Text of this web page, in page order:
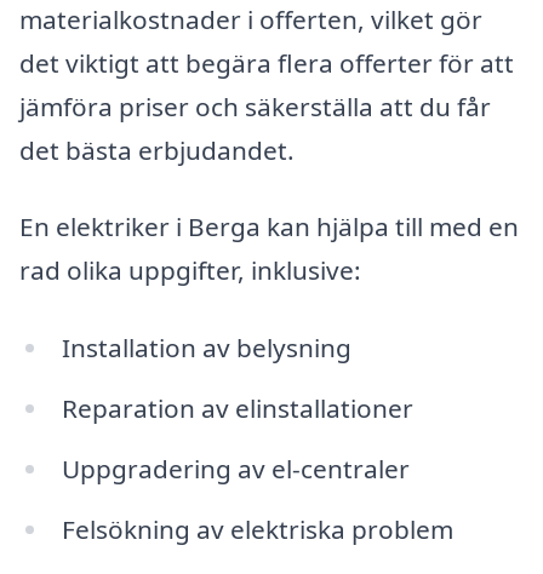
materialkostnader i offerten, vilket gör
det viktigt att begära flera offerter för att
jämföra priser och säkerställa att du får
det bästa erbjudandet.
En elektriker i Berga kan hjälpa till med en
rad olika uppgifter, inklusive:
Installation av belysning
Reparation av elinstallationer
Uppgradering av el-centraler
Felsökning av elektriska problem